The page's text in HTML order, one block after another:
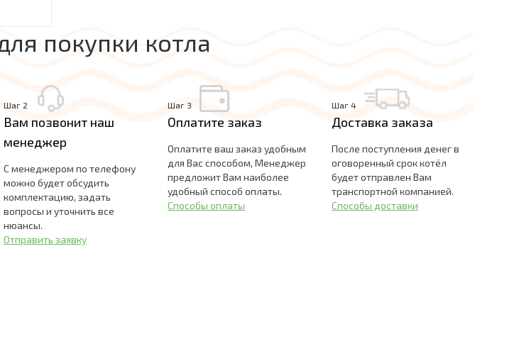
покупки котла
Шаг 2
Вам позвонит наш
менеджер
С менеджером по телефону
можно будет обсудить
комплектацию, задать
вопросы и уточнить все
нюансы.
Отправить заявку
Шаг 3
Оплатите заказ
Оплатите ваш заказ удобным
для Вас способом, Менеджер
предложит Вам наиболее
удобный способ оплаты.
Способы оплаты
Шаг 4
Доставка заказа
После поступления денег в
оговоренный срок котёл
будет отправлен Вам
транспортной компанией.
Способы доставки